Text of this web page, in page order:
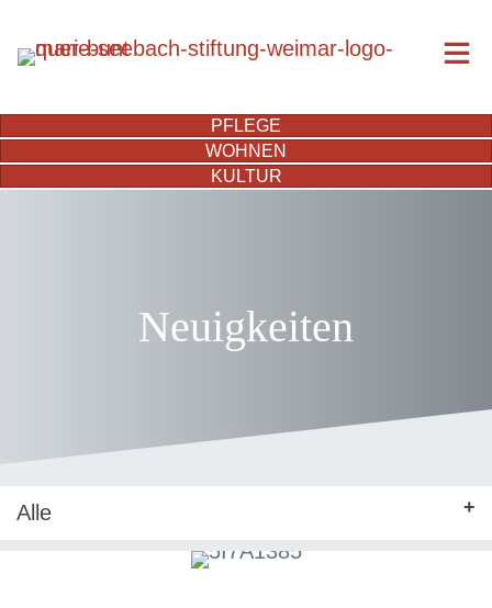
PFLEGE
WOHNEN
KULTUR
Neuigkeiten
Alle